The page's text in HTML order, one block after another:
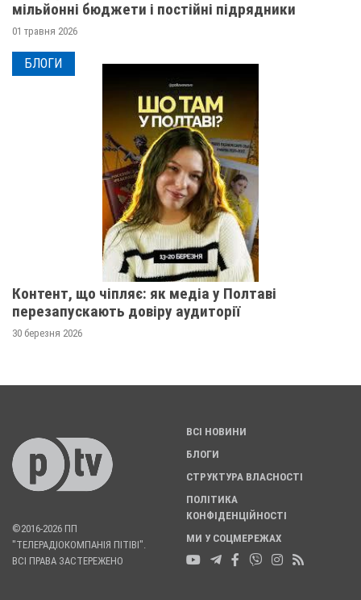
мільйонні бюджети і постійні підрядники
01 травня 2026
БЛОГИ
Контент, що чіпляє: як медіа у Полтаві
перезапускають довіру аудиторії
30 березня 2026
©2016-2026 ПП
"ТЕЛЕРАДІОКОМПАНІЯ ПІТІВІ".
ВСІ ПРАВА ЗАСТЕРЕЖЕНО
ВСІ НОВИНИ
БЛОГИ
СТРУКТУРА ВЛАСНОСТІ
ПОЛІТИКА
КОНФІДЕНЦІЙНОСТІ
МИ У СОЦМЕРЕЖАХ